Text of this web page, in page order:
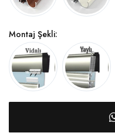
Montaj Şekli: